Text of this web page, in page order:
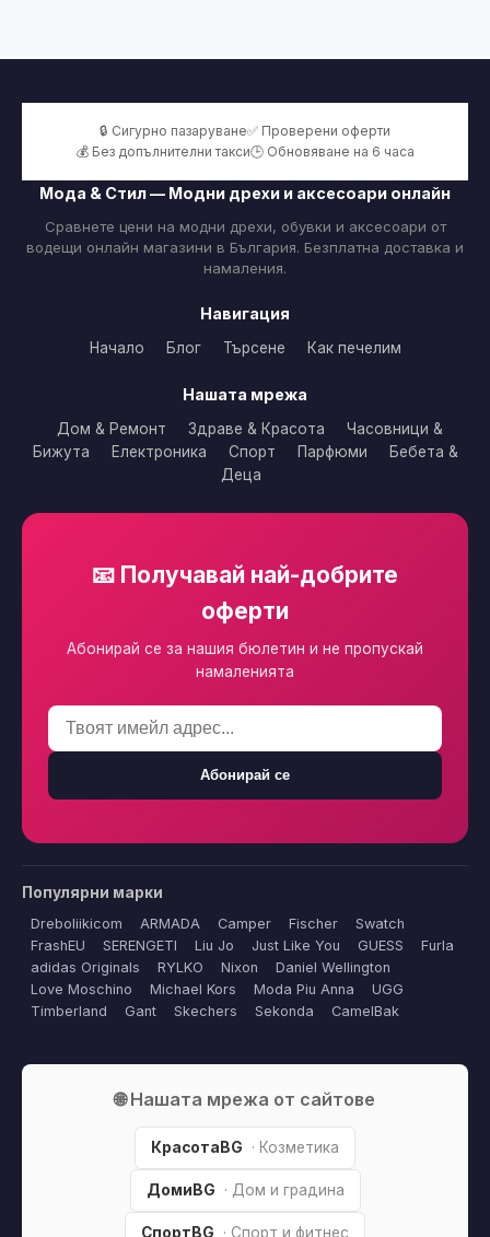
🔒 Сигурно пазаруване✅ Проверени оферти
💰 Без допълнителни такси🕒 Обновяване на 6 часа
Мода & Стил — Модни дрехи и аксесоари онлайн
Сравнете цени на модни дрехи, обувки и аксесоари от
водещи онлайн магазини в България. Безплатна доставка и
намаления.
Навигация
Начало Блог Търсене Как печелим
Нашата мрежа
Дом & Ремонт Здраве & Красота
Часовници &
Бижута
Електроника Спорт Парфюми
Бебета &
Деца
📧 Получавай най-добрите
оферти
Абонирай се за нашия бюлетин и не пропускай
намаленията
Абонирай се
Популярни марки
Dreboliikicom ARMADA Camper Fischer
Swatch
FrashEU
SERENGETI Liu Jo Just Like You GUESS
Furla
adidas Originals
RYLKO Nixon
Daniel Wellington
Love Moschino
Michael Kors Moda Piu Anna
UGG
Timberland
Gant Skechers Sekonda CamelBak
🌐 Нашата мрежа от сайтове
КрасотаBG · Козметика
ДомиBG · Дом и градина
СпортBG · Спорт и фитнес